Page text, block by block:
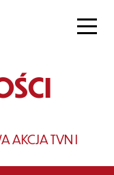
AKCJA TVN I